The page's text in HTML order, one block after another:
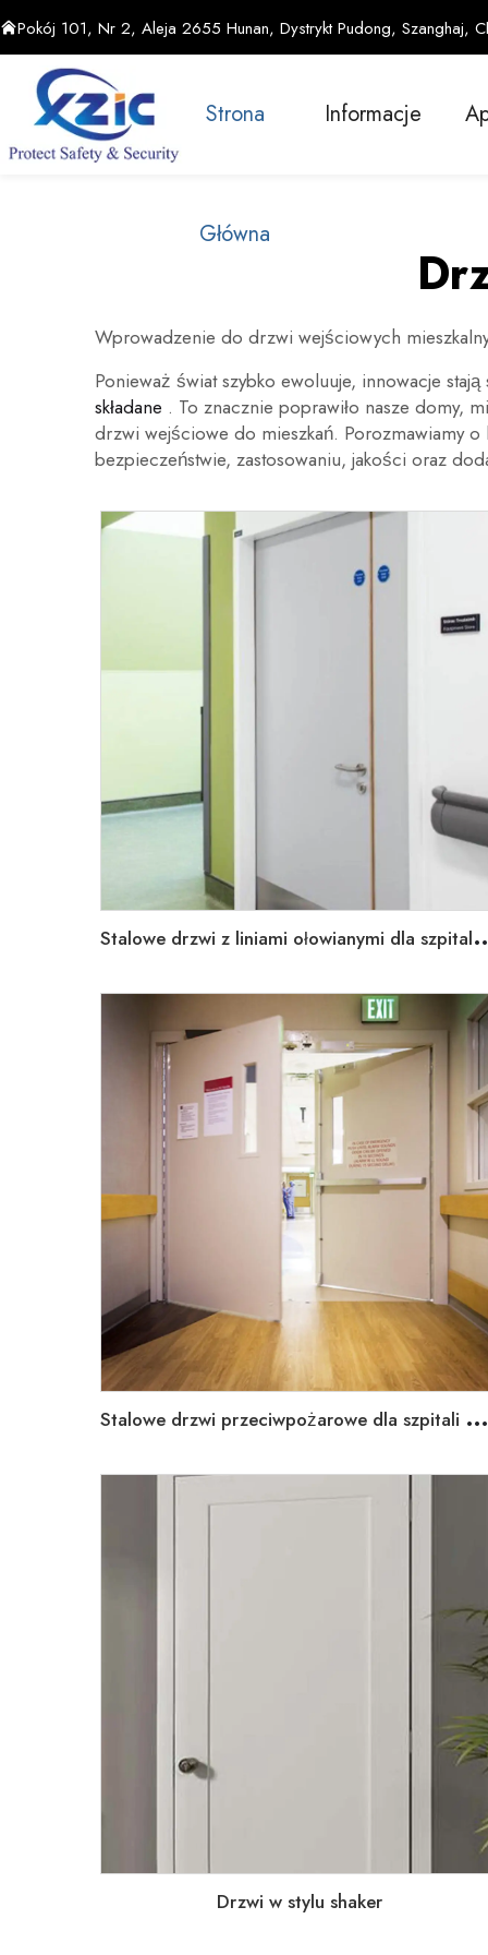
Pokój 101, Nr 2, Aleja 2655 Hunan, Dystrykt Pudong, Szanghaj,
Strona
Główna
Informacje
Wprowadzenie do drzwi wejściowych
Ponieważ świat szybko ewoluuje, innowacje
składane . To znacznie poprawiło nasze domy,
drzwi wejściowe do mieszkań. Porozmawiamy
bezpieczeństwie, zastosowaniu, jakości oraz
talowe drzwi z liniami
S
talowe drzwi przeciwpożarowe dla szpitali w opiece zdrowotnej
Drzwi w stylu shaker